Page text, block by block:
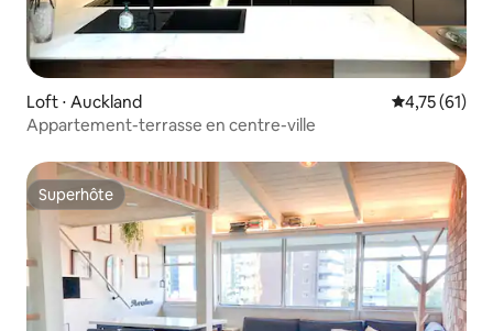
Loft ⋅ Auckland Évaluation
4,75 (61)
Appartement-terrasse en centre-ville
Superhôte
Superhôte